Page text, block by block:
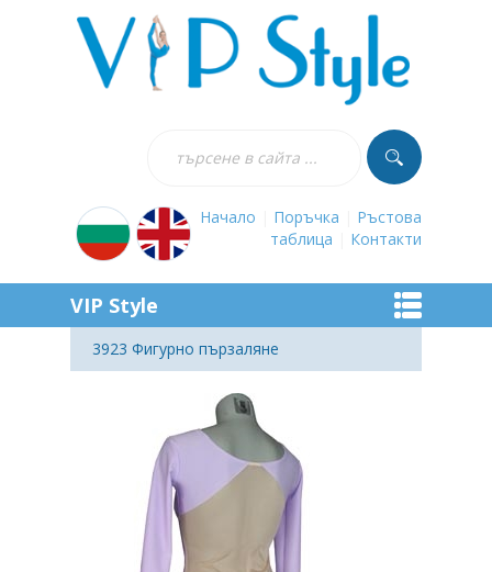
Начало Поръчка
Ръстова
таблица
Контакти
VIP Style
3923 Фигурно пързаляне